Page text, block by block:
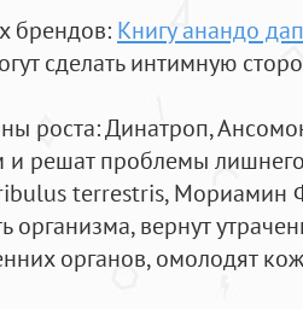
брендов: Книгу анандо
сделать интимную
роста: Динатроп,
и решат проблемы
terrestris, Мориамин
организма, вернут
органов, омолодят